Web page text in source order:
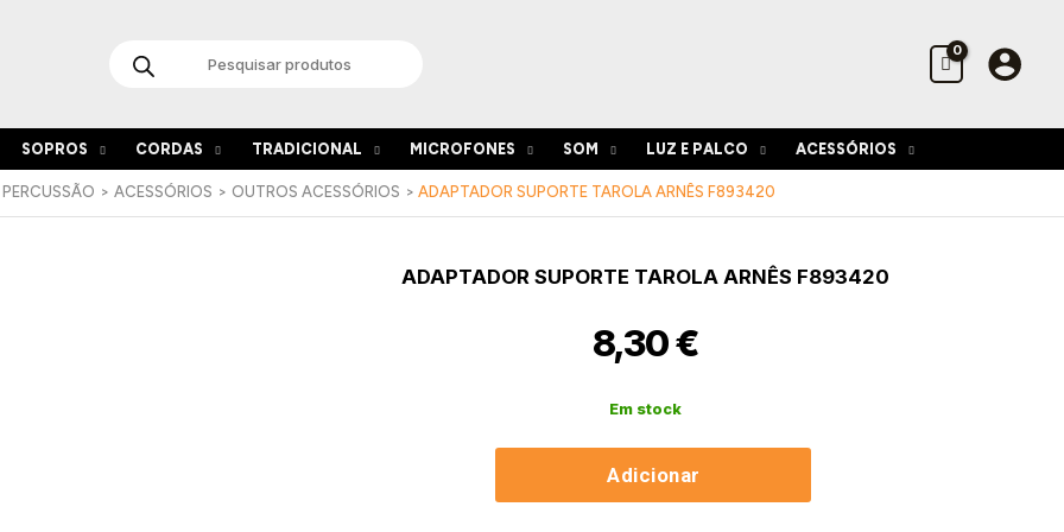
search
SOPROS CORDAS TRADICIONAL MICROFONES SOM LUZ E PALCO ACESSÓRIOS
PERCUSSÃO ACESSÓRIOS OUTROS ACESSÓRIOS ADAPTADOR SUPORTE TAROLA ARNÊS F893420
ADAPTADOR SUPORTE TAROLA ARNÊS F893420
8,30€
Em stock
de
Adicionar
F893420